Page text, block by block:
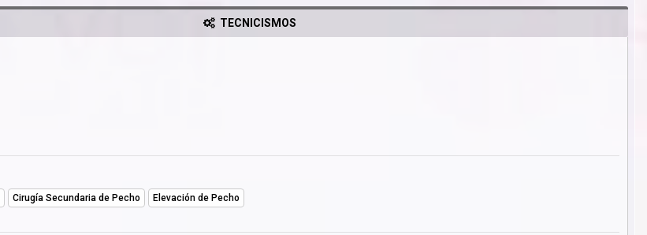
TECNICISMOS
Cirugía Secundaria de Pecho
Elevación de Pecho